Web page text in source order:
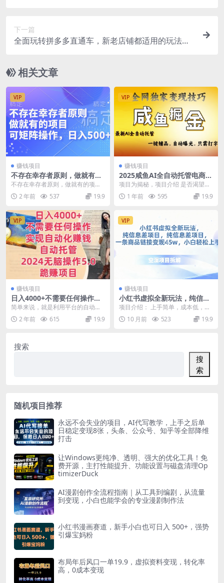
下一篇
全面玩转拼多多直通车，新老店铺都适用的玩法（1
相关文章
VIP
赚钱项目
不存在幸存者原则，做就有的
项目，可矩阵操作，日入500+
不存在幸存者原则，做就有的项
目，可矩阵操作，日入500+ 资源下
载地址
2 年前 537 19.9
VIP
赚钱项目
2025咸鱼AI全自动托管电商带
货，掌握流量密码，开启躺赚
项目为揭秘，项目介绍 是否渴望改
变现状，却不知从何下手?想增加收
入，却被时间和经...
1 年前 595 19.9
VIP
赚钱项目
日入4000+不需要任何操作，
实现自动化赚钱，自动托管，
2024无脑操作5.0.跪赚项目
简单来说，就是利用平台的自动化
托管功能，将你的账号授权给系统
进行托管; 托管后的...
2 年前 615 19.9
VIP
赚钱项目
小红书虚拟全新玩法，纯信息
差项目，一条商品链接变现4.5
w小白轻松上手
项目介绍： 上手简单，成本低，变
现快，收益可观，想做副业的人群
最适合 资源下载地...
10 月前 523 19.9
搜索
搜
索
随机项目推荐
永远不会失业的项目，AI代写教学，上手之后单
日稳定变现8张，头条、公众号、知乎等全部降维
打击
让Windows更纯净、透明、强大的优化工具！免
费开源，主打性能提升、功能设置与磁盘清理Op
timizerDuck
AI漫剧创作全流程指南｜从工具到编剧，从流量
到变现，小白也能学会的专业漫剧制作法
小红书漫画赛道，新手小白也可日入 500+，强势
引爆宝妈粉
布局年后风口一单19.9，虚拟资料变现，转化率
高，0成本变现